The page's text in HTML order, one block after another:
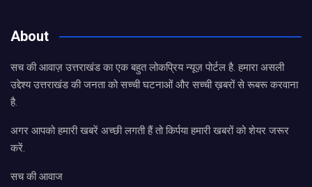
About
सच की आवाज़ उत्तराखंड का एक बहुत लोकप्रिय न्यूज़ पोर्टल है. हमारा असली
उद्देश्य उत्तराखंड की जनता को सच्ची घटनाओं और सच्ची ख़बरों से रूबरू करवाना
है.
अगर आपको हमारी खबरें अच्छी लगती हैं तो किर्पया हमारी खबरों को शेयर जरूर
करें.
सच की आवाज